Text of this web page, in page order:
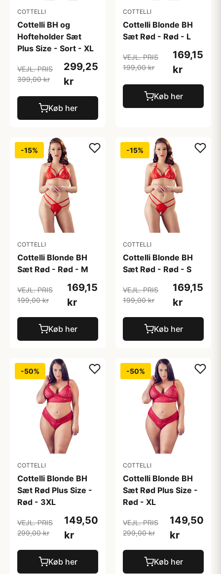
COTTELLI
Cottelli BH og
Hofteholder Sæt
Plus Size - Sort - XL
VEJL. PRIS
399,00 kr
299,25
kr
Køb her
COTTELLI
Cottelli Blonde BH
Sæt Rød - Rød - L
VEJL. PRIS
199,00 kr
169,15
kr
Køb her
-15%
COTTELLI
Cottelli Blonde BH
Sæt Rød - Rød - M
VEJL. PRIS
199,00 kr
169,15
kr
Køb her
-15%
COTTELLI
Cottelli Blonde BH
Sæt Rød - Rød - S
VEJL. PRIS
199,00 kr
169,15
kr
Køb her
-50%
COTTELLI
Cottelli Blonde BH
Sæt Rød Plus Size -
Rød - 3XL
VEJL. PRIS
299,00 kr
149,50
kr
Køb her
-50%
COTTELLI
Cottelli Blonde BH
Sæt Rød Plus Size -
Rød - XL
VEJL. PRIS
299,00 kr
149,50
kr
Køb her